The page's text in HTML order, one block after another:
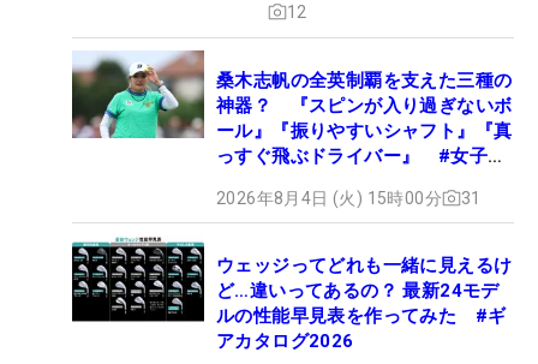
12
桑木志帆の全英制覇を支えた三種の
神器？ 『スピンが入り過ぎないボ
ール』『振りやすいシャフト』『真
っすぐ飛ぶドライバー』 #女子プ
2026年8月4日 (火) 15時00分 31
ウェッジってどれも一緒に見えるけ
ど…違いってあるの？ 最新24モデ
ルの性能早見表を作ってみた #ギ
アカタログ2026